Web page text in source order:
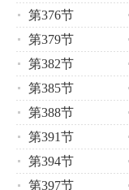
第376节
第379节
第382节
第385节
第388节
第391节
第394节
第397节